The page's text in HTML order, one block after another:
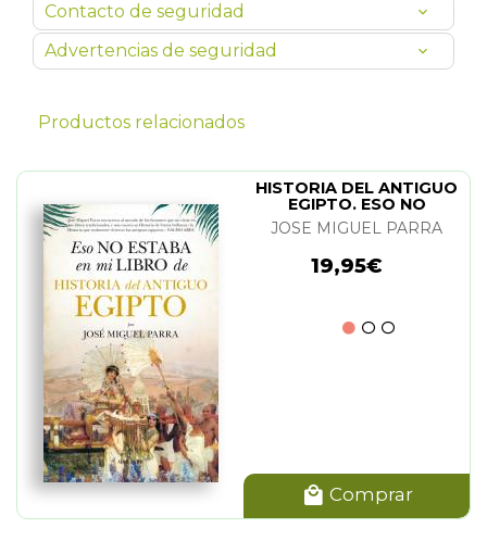
Contacto de seguridad
Advertencias de seguridad
Productos relacionados
HISTORIA DEL ANTIGUO
EGIPTO. ESO NO
ESTABA...
JOSE MIGUEL PARRA
19,95€
Comprar